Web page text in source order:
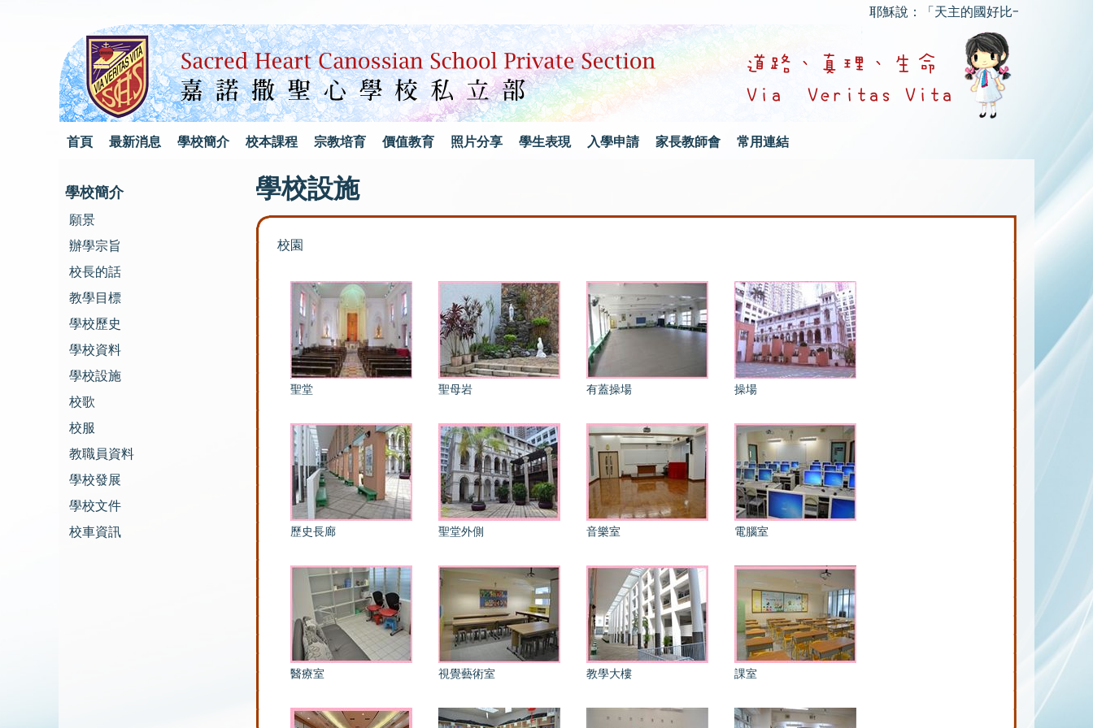
耶穌說：「天主的國好比一個人把種子
首頁 最新消息 學校簡介 校本課程 宗教培育 價值教育 照片分享 學生表現 入學申請 家長教師會 常用連結
學校簡介
願景
辦學宗旨
校長的話
教學目標
學校歷史
學校資料
學校設施
校歌
校服
教職員資料
學校發展
學校文件
校車資訊
學校設施
校園
聖堂 聖母岩 有蓋操場 操場
歷史長廊 聖堂外側 音樂室 電腦室
醫療室 視覺藝術室 教學大樓 課室